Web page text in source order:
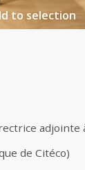
to selection
adjointe
de Citéco)